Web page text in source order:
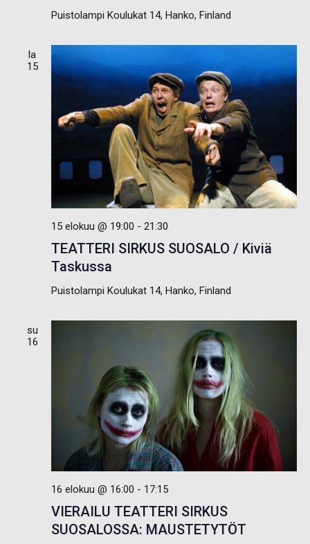
Puistolampi Koulukat 14, Hanko, Finland
la
15
TEATTERI SIRKUS SUOSALO / Kiviä
Taskussa
15 elokuu @ 19:00 - 21:30
Puistolampi Koulukat 14, Hanko, Finland
su
16
VIERAILU TEATTERI SIRKUS
SUOSALOSSA: MAUSTETYTÖT
16 elokuu @ 16:00 - 17:15